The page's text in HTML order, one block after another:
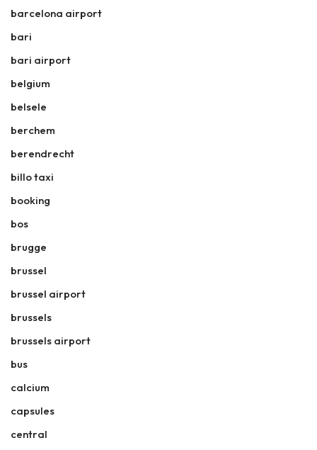
barcelona airport
bari
bari airport
belgium
belsele
berchem
berendrecht
billo taxi
booking
bos
brugge
brussel
brussel airport
brussels
brussels airport
bus
calcium
capsules
central